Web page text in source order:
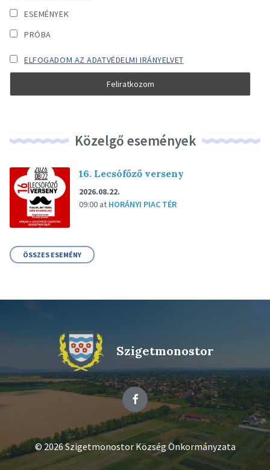
ESEMÉNYEK
PRÓBA
ELFOGADOM AZ ADATVÉDELMI IRÁNYELVET
Közelgő események
16. Lecsófőző verseny
2026.08.22.
09:00 at HORÁNYI PIAC TÉR
ÖSSZES ESEMÉNY
Szigetmonostor
Facebook
© 2026 Szigetmonostor Község Önkormányzata